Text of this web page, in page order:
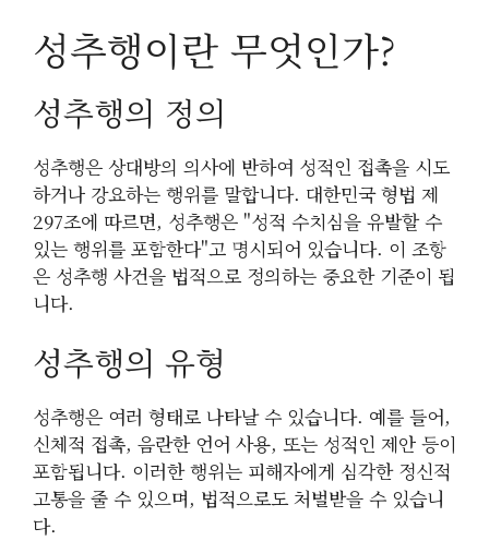
성추행이란 무엇인가?
성추행의 정의
성추행은 상대방의 의사에 반하여 성적인 접촉을 시도
하거나 강요하는 행위를 말합니다. 대한민국 형법 제
297조에 따르면, 성추행은 "성적 수치심을 유발할 수
있는 행위를 포함한다"고 명시되어 있습니다. 이 조항
은 성추행 사건을 법적으로 정의하는 중요한 기준이 됩
니다.
성추행의 유형
성추행은 여러 형태로 나타날 수 있습니다. 예를 들어,
신체적 접촉, 음란한 언어 사용, 또는 성적인 제안 등이
포함됩니다. 이러한 행위는 피해자에게 심각한 정신적
고통을 줄 수 있으며, 법적으로도 처벌받을 수 있습니
다.